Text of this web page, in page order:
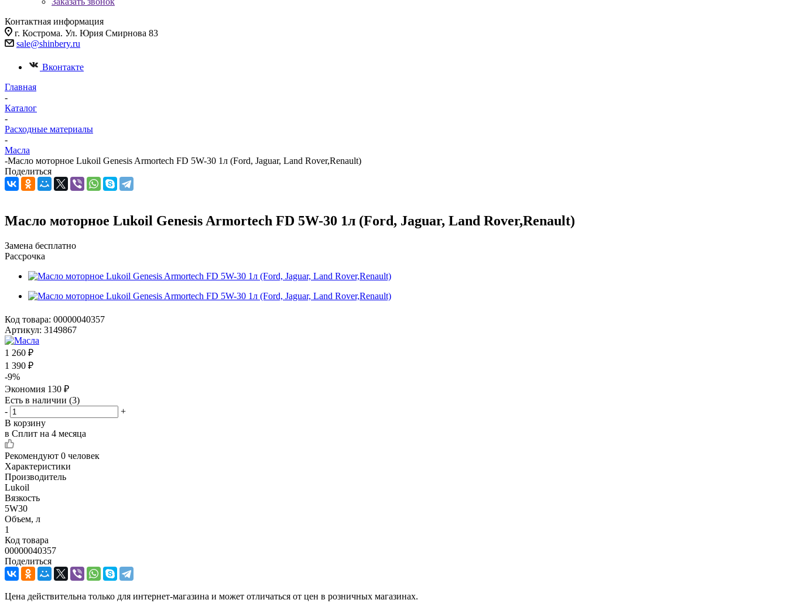
Контактная информация
г. Кострома. Ул. Юрия Смирнова 83
sale@shinbery.ru
Вконтакте
Главная
-
Каталог
-
Расходные материалы
-
Масла
-Масло моторное Lukoil Genesis Armortech FD 5W-30 1л (Ford, Jaguar, Land Rover,Renault)
Поделиться
Масло моторное Lukoil Genesis Armortech FD 5W-30 1л (Ford, Jaguar, Land Rover,Renault)
Замена бесплатно
Рассрочка
Код товара: 00000040357
Артикул: 3149867
1 260 ₽
1 390 ₽
-9%
Экономия 130 ₽
Есть в наличии (3)
-
+
В корзину
в Сплит на 4 месяца
Рекомендуют 0 человек
Характеристики
Производитель
Lukoil
Вязкость
5W30
Объем, л
1
Код товара
00000040357
Поделиться
Цена действительна только для интернет-магазина и может отличаться от цен в розничных магазинах.